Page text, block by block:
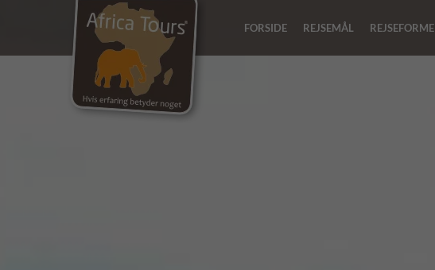
FORSIDE REJSEMÅL